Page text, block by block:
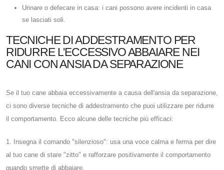
Urinare o defecare in casa: i cani possono avere incidenti in casa
se lasciati soli.
TECNICHE DI ADDESTRAMENTO PER
RIDURRE L'ECCESSIVO ABBAIARE NEI
CANI CON ANSIA DA SEPARAZIONE
Se il tuo cane abbaia eccessivamente a causa dell'ansia da separazione,
ci sono diverse tecniche di addestramento che puoi utilizzare per ridurre
il comportamento. Ecco alcune delle tecniche più efficaci:
1. Insegna il comando "silenzioso": usa una voce calma e ferma per dire
al tuo cane di stare "zitto" e rafforzare positivamente il comportamento
quando smette di abbaiare.